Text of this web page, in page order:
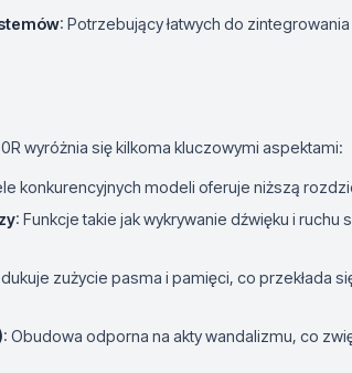
: Potrzebujący łatwych do
wyróżnia się kilkoma kluczowymi aspektami:
konkurencyjnych modeli oferuje niższą
: Funkcje takie jak wykrywanie dźwięku i
zużycie pasma i pamięci, co przekłada
: Obudowa odporna na akty wandalizmu, co